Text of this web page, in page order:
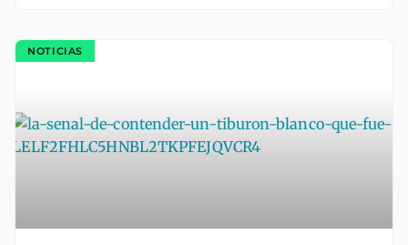
NOTICIAS